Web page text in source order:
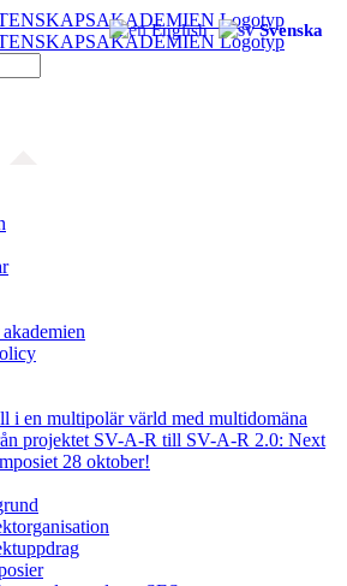
i en multipolär värld med multidomäna
projektet SV-A-R till SV-A-R 2.0: Next
28 oktober!
English Svenska